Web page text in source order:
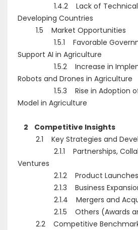
1.4.2 Lack of Technical
Developing Countries
1.5 Market Opportunities
1.5.1 Favorable
Support AI in Agriculture
1.5.2 Increase in
Robots and Drones in Agriculture
1.5.3 Rise in Adoption of
Model in Agriculture
2 Competitive Insights
2.1 Key Strategies and
2.1.1 Partnerships,
Ventures
2.1.2 Product Launches
2.1.3 Business
2.1.4 Mergers and
2.1.5 Others (Awards and
2.2 Competitive